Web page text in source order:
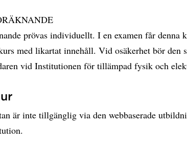
prövas individuellt. I en examen får denna
med likartat innehåll. Vid osäkerhet bör den
vid Institutionen för tillämpad fysik och
är inte tillgänglig via den webbaserade